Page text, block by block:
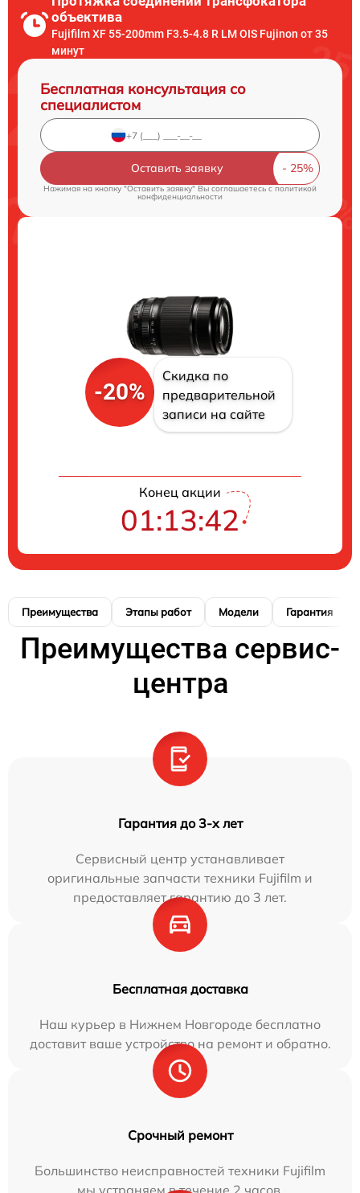
объектива
Fujifilm XF 55-200mm F3.5-4.8 R LM OIS Fujinon от 35
минут
Бесплатная консультация со
специалистом
Оставить заявку
Нажимая на кнопку "Оставить заявку" Вы соглашаетесь c политикой
конфиденциальности
-20%
Скидка по
предварительной
записи на сайте
Конец акции
01:13:41
Преимущества Этапы работ Модели Гарантия
Преимущества сервис-
центра
Гарантия до 3-х лет
Сервисный центр устанавливает
оригинальные запчасти техники Fujifilm и
предоставляет гарантию до 3 лет.
Бесплатная доставка
Наш курьер в Нижнем Новгороде бесплатно
доставит ваше устройство на ремонт и обратно.
Срочный ремонт
Большинство неисправностей техники Fujifilm